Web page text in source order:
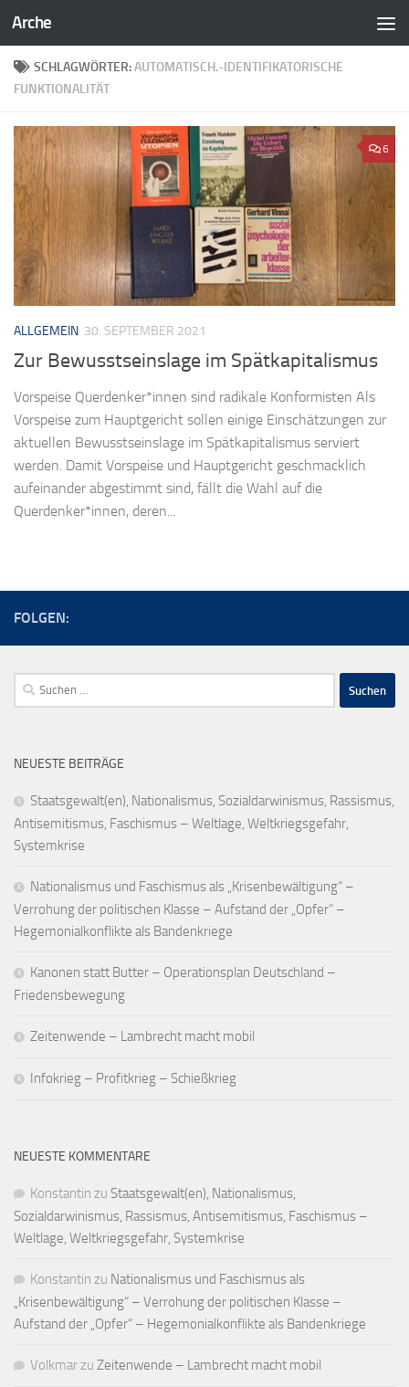
Zum Inhalt springen
Arche
SCHLAGWÖRTER:AUTOMATISCH.-IDENTIFIKATORISCHE
FUNKTIONALITÄT
6
ALLGEMEIN 30. SEPTEMBER 2021
Zur Bewusstseinslage im Spätkapitalismus
Vorspeise Querdenker*innen sind radikale Konformisten Als
Vorspeise zum Hauptgericht sollen einige Einschätzungen zur
aktuellen Bewusstseinslage im Spätkapitalismus serviert
werden. Damit Vorspeise und Hauptgericht geschmacklich
aufeinander abgestimmt sind, fällt die Wahl auf die
Querdenker*innen, deren...
FOLGEN:
Suchen
nach:
NEUESTE BEITRÄGE
Staatsgewalt(en), Nationalismus, Sozialdarwinismus, Rassismus,
Antisemitismus, Faschismus – Weltlage, Weltkriegsgefahr,
Systemkrise
Nationalismus und Faschismus als „Krisenbewältigung“ –
Verrohung der politischen Klasse – Aufstand der „Opfer“ –
Hegemonialkonflikte als Bandenkriege
Kanonen statt Butter – Operationsplan Deutschland –
Friedensbewegung
Zeitenwende – Lambrecht macht mobil
Infokrieg – Profitkrieg – Schießkrieg
NEUESTE KOMMENTARE
Konstantin zu Staatsgewalt(en), Nationalismus,
Sozialdarwinismus, Rassismus, Antisemitismus, Faschismus –
Weltlage, Weltkriegsgefahr, Systemkrise
Konstantin zu Nationalismus und Faschismus als
„Krisenbewältigung“ – Verrohung der politischen Klasse –
Aufstand der „Opfer“ – Hegemonialkonflikte als Bandenkriege
Volkmarzu Zeitenwende – Lambrecht macht mobil